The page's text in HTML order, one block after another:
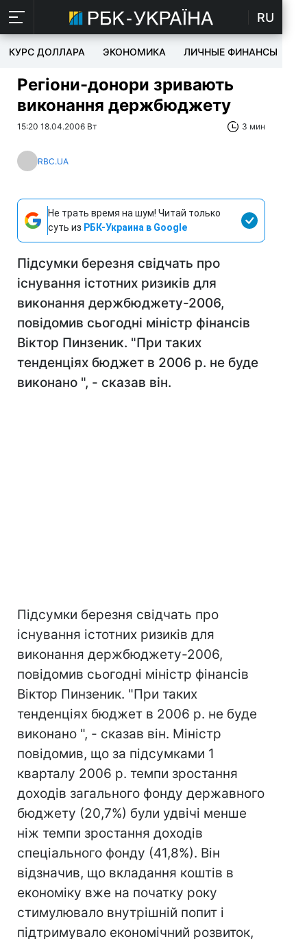
RU
КУРС ДОЛЛАРА ЭКОНОМИКА ЛИЧНЫЕ ФИНАНСЫ
Регіони-донори зривають
виконання держбюджету
15:20 18.04.2006 Вт 3 мин
RBC.UA
Не трать время на шум! Читай только
суть из РБК-Украина в Google
Підсумки березня свідчать про
існування істотних ризиків для
виконання держбюджету-2006,
повідомив сьогодні міністр фінансів
Віктор Пинзеник. "При таких
тенденціях бюджет в 2006 р. не буде
виконано ", - сказав він.
Підсумки березня свідчать про
існування істотних ризиків для
виконання держбюджету-2006,
повідомив сьогодні міністр фінансів
Віктор Пинзеник. "При таких
тенденціях бюджет в 2006 р. не буде
виконано ", - сказав він. Міністр
повідомив, що за підсумками 1
кварталу 2006 р. темпи зростання
доходів загального фонду державного
бюджету (20,7%) були удвічі менше
ніж темпи зростання доходів
спеціального фонду (41,8%). Він
відзначив, що вкладання коштів в
економіку вже на початку року
стимулювало внутрішній попит і
підтримувало економічний розвиток,